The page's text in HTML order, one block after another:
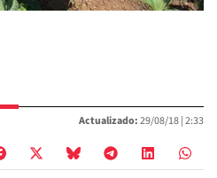
Actualizado:29/08/18 |2:33